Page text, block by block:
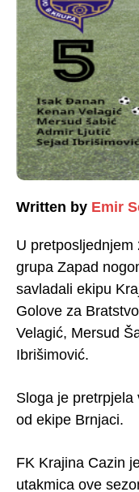
Written by Emir
U pretposljednjem
grupa Zapad
savladali ekipu
Golove za
Velagić, Mersud
Ibrišimović.
Sloga je pretrpjela
od ekipe Brnjaci.
FK Krajina Cazin
utakmica ove